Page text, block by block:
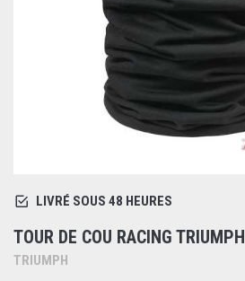
LIVRÉ SOUS 48 HEURES
TOUR DE COU RACING TRIUMPH
TRIUMPH